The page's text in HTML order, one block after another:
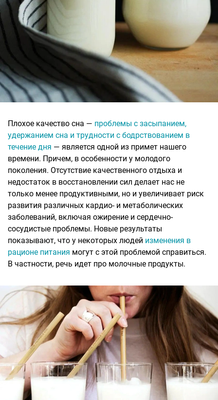
Плохое качество сна — проблемы с засыпанием,
удержанием сна и трудности с бодрствованием в
течение дня — является одной из примет нашего
времени. Причем, в особенности у молодого
поколения. Отсутствие качественного отдыха и
недостаток в восстановлении сил делает нас не
только менее продуктивными, но и увеличивает риск
развития различных кардио- и метаболических
заболеваний, включая ожирение и сердечно-
сосудистые проблемы. Новые результаты
показывают, что у некоторых людей изменения в
рационе питания могут с этой проблемой справиться.
В частности, речь идет про молочные продукты.